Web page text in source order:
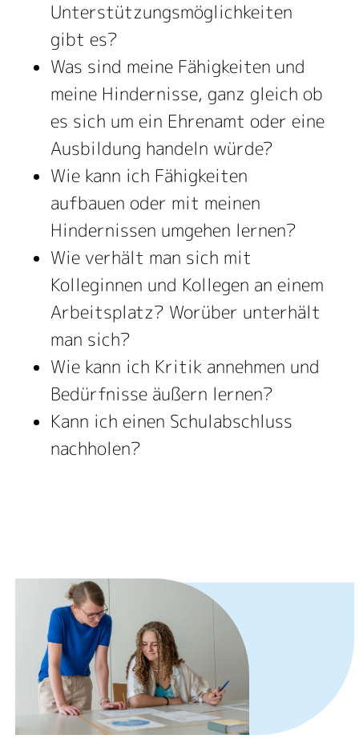
Unterstützungsmöglichkeiten
gibt es?
Was sind meine Fähigkeiten und
meine Hindernisse, ganz gleich ob
es sich um ein Ehrenamt oder eine
Ausbildung handeln würde?
Wie kann ich Fähigkeiten
aufbauen oder mit meinen
Hindernissen umgehen lernen?
Wie verhält man sich mit
Kolleginnen und Kollegen an einem
Arbeitsplatz? Worüber unterhält
man sich?
Wie kann ich Kritik annehmen und
Bedürfnisse äußern lernen?
Kann ich einen Schulabschluss
nachholen?